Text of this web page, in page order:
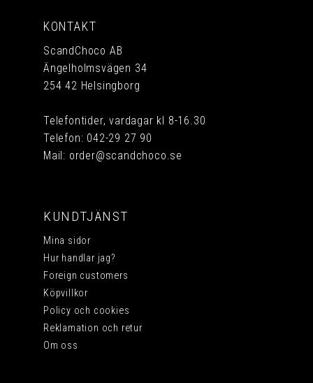
KONTAKT
ScandChoco AB
Ängelholmsvägen 34
254 42 Helsingborg
Telefontider, vardagar kl 8-16.30
Telefon: 042-29 27 90
Mail: order@scandchoco.se
KUNDTJÄNST
Mina sidor
Hur handlar jag?
Foreign customers
Köpvillkor
Policy och cookies
Reklamation och retur
Om oss